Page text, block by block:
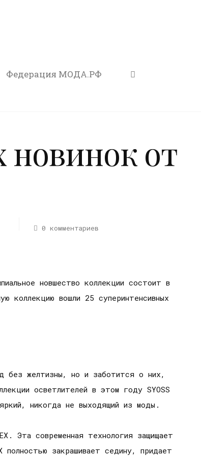
Федерация МОДА.РФ
новинок от
0 комментариев
новшество коллекции состоит в
коллекцию вошли 25 суперинтенсивных
без желтизны, но и заботится о них,
осветлителей в этом году SYOSS
никогда не выходящий из моды.
Эта современная технология защищает
полностью закрашивает седину, придает